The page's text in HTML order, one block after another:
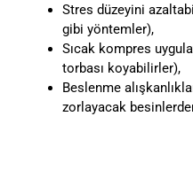
Stres düzeyini
gibi yöntemler),
Sıcak kompres
torbası koyabilirler),
Beslenme
zorlayacak